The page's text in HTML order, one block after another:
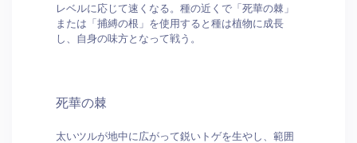
レベルに応じて速くなる。種の近くで「死華の棘」
または「捕縛の根」を使用すると種は植物に成長
し、自身の味方となって戦う。
死華の棘
太いツルが地中に広がって鋭いトゲを生やし、範囲